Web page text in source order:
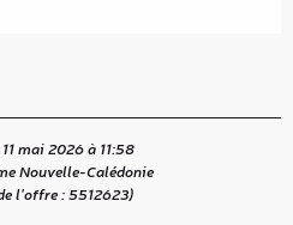
mai 2026 à 11:58
Nouvelle-Calédonie
l'offre :5512623)